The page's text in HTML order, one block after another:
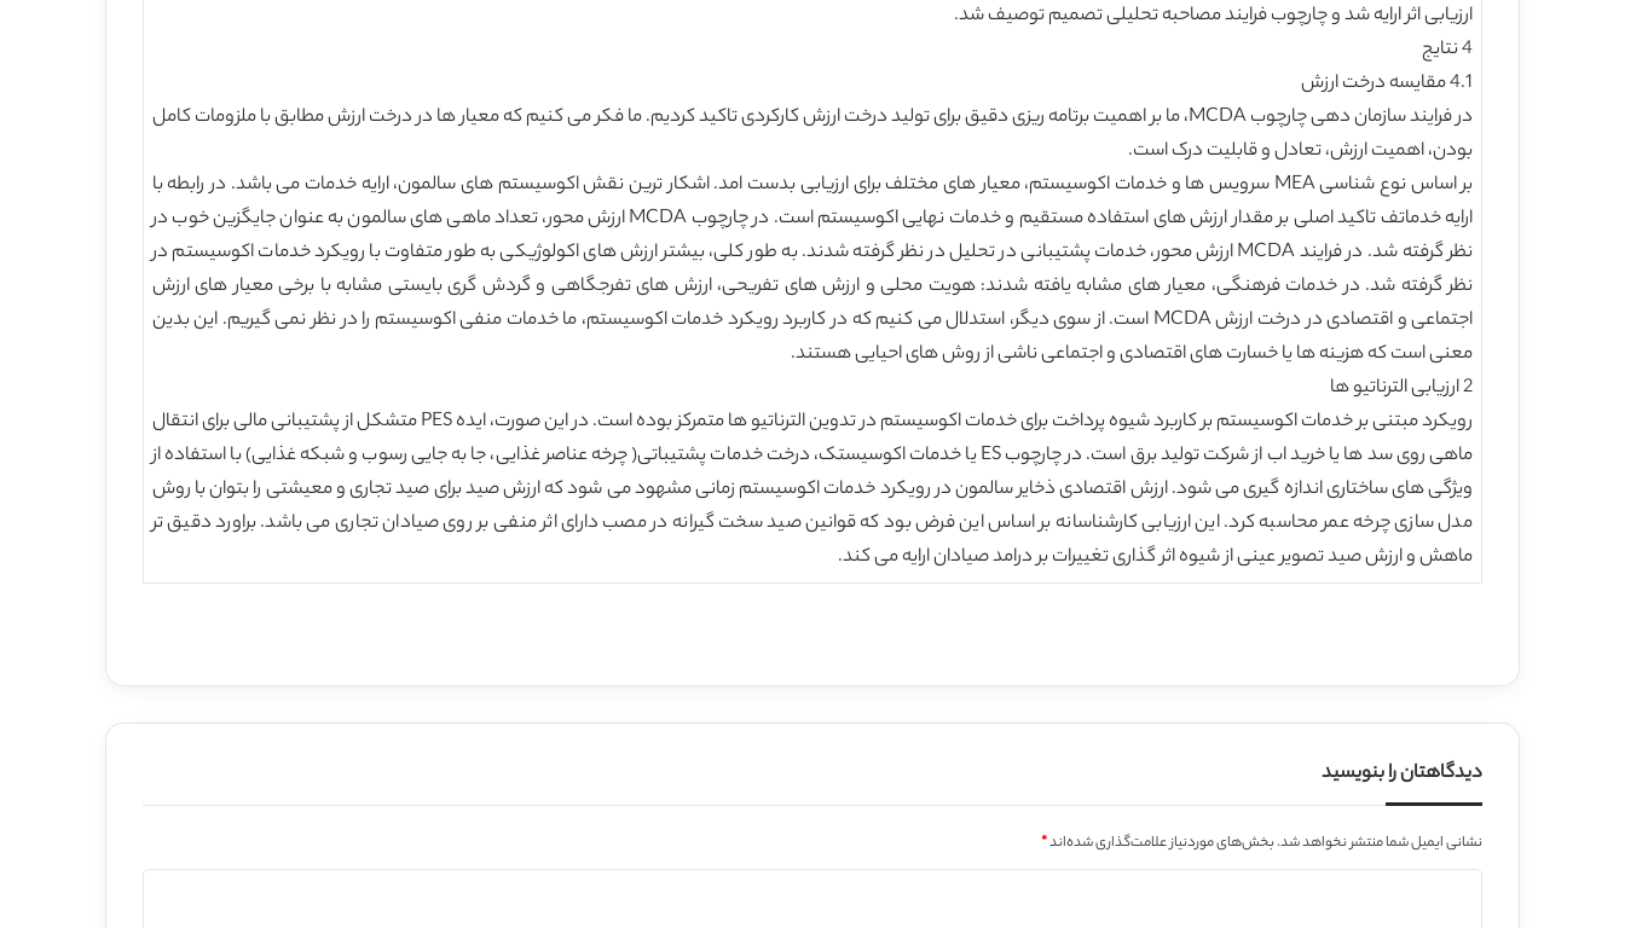
ارزیابی اثر ارایه شد و چارچوب فرایند مصاحبه تحلیلی تصمیم توصیف شد.
4 نتایج
4.1 مقایسه درخت ارزش
در فرایند سازمان دهی چارچوب MCDA، ما بر اهمیت برتامه ریزی دقیق برای تولید درخت ارزش کارکردی تاکید کردیم. ما فکر می کنیم که معیار ها در درخت ارزش مطابق با ملزومات کامل
بودن، اهمیت ارزش، تعادل و قابلیت درک است.
بر اساس نوع شناسی MEA سرویس ها و خدمات اکوسیستم، معیار های مختلف برای ارزیابی بدست امد. اشکار ترین نقش اکوسیستم های سالمون، ارایه خدمات می باشد. در رابطه با
ارایه خدماتف تاکید اصلی بر مقدار ارزش های استفاده مستقیم و خدمات نهایی اکوسیستم است. در چارچوب MCDA ارزش محور، تعداد ماهی های سالمون به عنوان جایگزین خوب در
نظر گرفته شد. در فرایند MCDA ارزش محور، خدمات پشتیبانی در تحلیل در نظر گرفته شدند. به طور کلی، بیشتر ارزش های اکولوژیکی به طور متفاوت با رویکرد خدمات اکوسیستم در
نظر گرفته شد. در خدمات فرهنگی، معیار های مشابه یافته شدند: هویت محلی و ارزش های تفریحی، ارزش های تفرجگاهی و گردش گری بایستی مشابه با برخی معیار های ارزش
اجتماعی و اقتصادی در درخت ارزش MCDA است. از سوی دیگر، استدلال می کنیم که در کاربرد رویکرد خدمات اکوسیستم، ما خدمات منفی اکوسیستم را در نظر نمی گیریم. این بدین
معنی است که هزینه ها یا خسارت های اقتصادی و اجتماعی ناشی از روش های احیایی هستند.
2 ارزیابی الترناتیو ها
رویکرد مبتنی بر خدمات اکوسیستم بر کاربرد شیوه پرداخت برای خدمات اکوسیستم در تدوین الترناتیو ها متمرکز بوده است. در این صورت، ایده PES متشکل از پشتیبانی مالی برای انتقال
ماهی روی سد ها یا خرید اب از شرکت تولید برق است. در چارچوب ES یا خدمات اکوسیستک، درخت خدمات پشتیباتی( چرخه عناصر غذایی، جا به جایی رسوب و شبکه غذایی) با استفاده از
ویژگی های ساختاری اندازه گیری می شود. ارزش اقتصادی ذخایر سالمون در رویکرد خدمات اکوسیستم زمانی مشهود می شود که ارزش صید برای صید تجاری و معیشتی را بتوان با روش
مدل سازی چرخه عمر محاسبه کرد. این ارزیابی کارشناسانه بر اساس این فرض بود که قوانین صید سخت گیرانه در مصب دارای اثر منفی بر روی صیادان تجاری می باشد. براورد دقیق تر
ماهش و ارزش صید تصویر عینی از شیوه اثر گذاری تغییرات بر درامد صیادان ارایه می کند.
دیدگاهتان را بنویسید
نشانی ایمیل شما منتشر نخواهد شد.بخش‌های موردنیاز علامت‌گذاری شده‌اند*